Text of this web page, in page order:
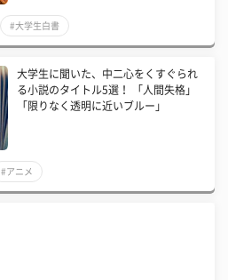
#大学生白書
大学生に聞いた、中二心をくすぐられ
る小説のタイトル5選！ 「人間失格」
「限りなく透明に近いブルー」
#アニメ